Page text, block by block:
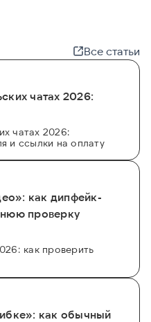
Все статьи
чатах 2026:
чатах 2026:
и ссылки на оплату
как дипфейк-
проверку
как проверить
как обычный